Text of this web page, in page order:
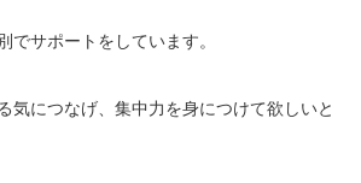
でサポートをしています。
気につなげ、集中力を身につけて欲しいと